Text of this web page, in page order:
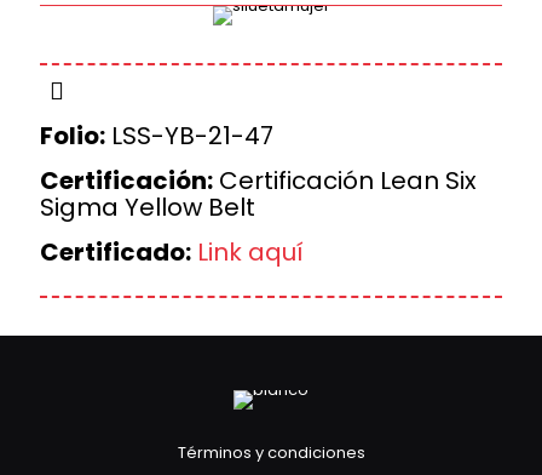
Folio: LSS-YB-21-47
Certificación: Certificación Lean Six
Sigma Yellow Belt
Certificado: Link aquí
Términos y condiciones